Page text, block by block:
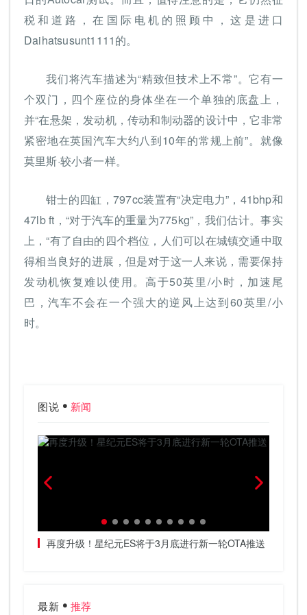
税和道路，在国际电机的照顾中，这是进口
Daihatsusunt1111的。
我们将汽车描述为“精致但技术上不常”。它有一
个双门，四个座位的身体坐在一个单独的底盘上，
并“在悬架，发动机，传动和制动器的设计中，它非常
紧密地在英国汽车大约八到10年的常规上前”。就像
莫里斯·较小者一样。
钳士的四缸，797cc装置有“决定电力”，41bhp和
47lb ft，“对于汽车的重量为775kg”，我们估计。事实
上，“有了自由的四个档位，人们可以在城镇交通中取
得相当良好的进展，但是对于这一人来说，需要保持
发动机恢复难以使用。高于50英里/小时，加速尾
巴，汽车不会在一个强大的逆风上达到60英里/小
时。
图说 新闻
再度升级！星纪元ES将于3月底进行新一轮OTA推送
最新 推荐